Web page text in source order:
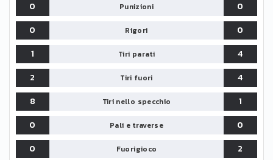
0 Punizioni
0
0
Rigori
0
1
Tiri parati
4
2
Tiri fuori
4
8
Tiri nello specchio
1
0
Pali e traverse
0
0
Fuorigioco
2